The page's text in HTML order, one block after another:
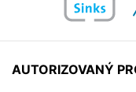
AUTORIZOVANÝ